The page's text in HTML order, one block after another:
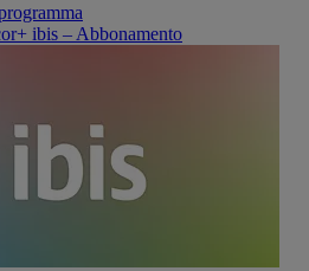
ibis – Abbonamento